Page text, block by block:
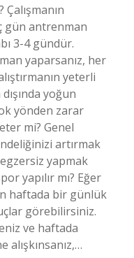
gün antrenman
3-4 gündür.
yaparsanız, her
yeterli
yoğun
yönden zarar
mi? Genel
artırmak
yapmak
yapılır mı? Eğer
haftada bir günlük
görebilirsiniz.
ve haftada